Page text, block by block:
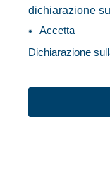
dichiarazione
Accetta
Dichiarazione